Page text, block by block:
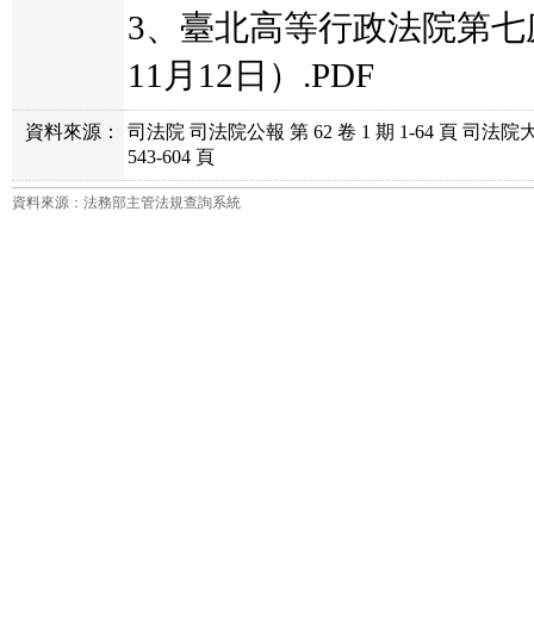
3、臺北高等行政法院第
11月12日）.PDF
資料來源：
司法院 司法院公報 第 62 卷 1 期 1-64 頁 司法
543-604 頁
資料來源：法務部主管法規查詢系統